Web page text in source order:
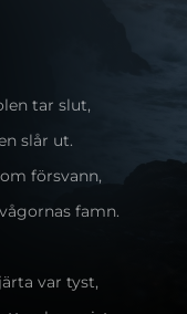
tar slut,
slår ut.
försvann,
famn.
var tyst,